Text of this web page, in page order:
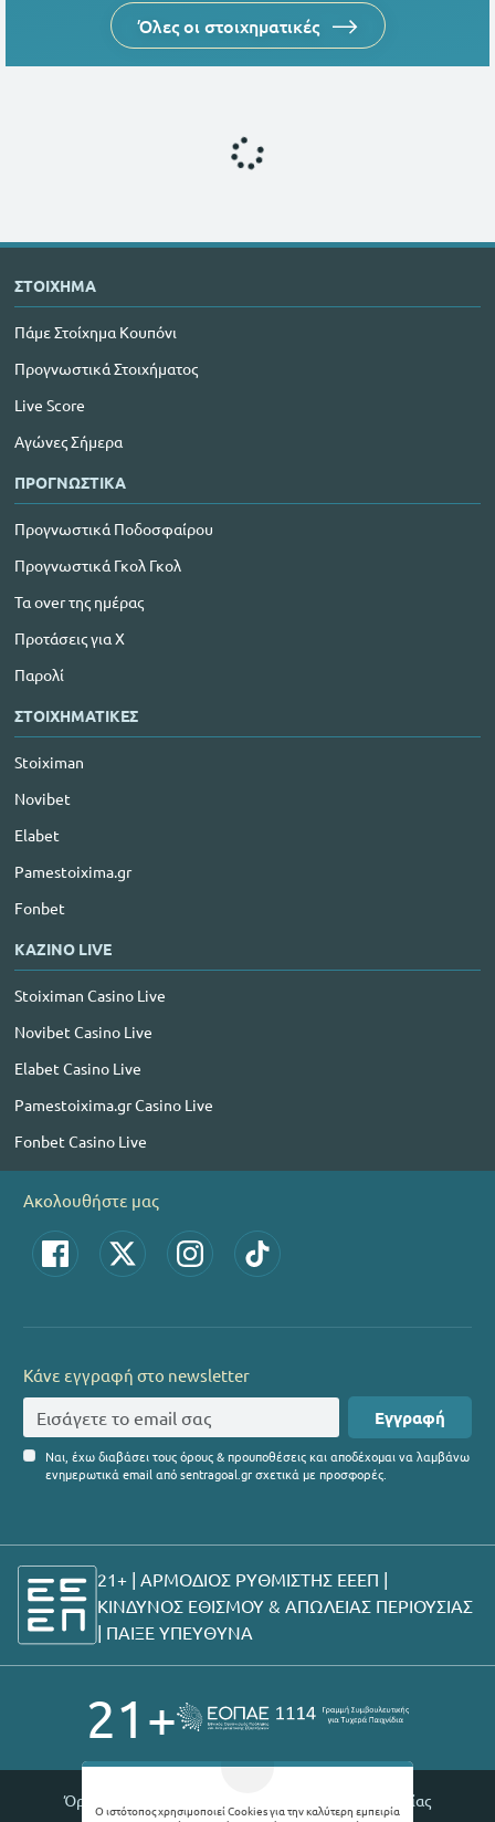
Όλες οι στοιχηματικές
Ο ιστότοπος χρησιμοποιεί Cookies για την καλύτερη εμπειρία
ΣΤΟΙΧΗΜΑ
Πάμε Στοίχημα Κουπόνι
Προγνωστικά Στοιχήματος
Live Score
Αγώνες Σήμερα
ΠΡΟΓΝΩΣΤΙΚΑ
Προγνωστικά Ποδοσφαίρου
Προγνωστικά Γκολ Γκολ
Τα over της ημέρας
Προτάσεις για Χ
Παρολί
ΣΤΟΙΧΗΜΑΤΙΚΕΣ
Stoiximan
Novibet
Elabet
Pamestoixima.gr
Fonbet
ΚΑΖΙΝΟ LIVE
Stoiximan Casino Live
Novibet Casino Live
Elabet Casino Live
Pamestoixima.gr Casino Live
Fonbet Casino Live
Ακολουθήστε μας
Κάνε εγγραφή στο newsletter
Εγγραφή
Ναι, έχω διαβάσει τους όρους & προυποθέσεις και αποδέχομαι να λαμβάνω
ενημερωτικά email από sentragoal.gr σχετικά με προσφορές.
21+ | ΑΡΜΟΔΙΟΣ ΡΥΘΜΙΣΤΗΣ ΕΕΕΠ |
ΚΙΝΔΥΝΟΣ ΕΘΙΣΜΟΥ & ΑΠΩΛΕΙΑΣ ΠΕΡΙΟΥΣΙΑΣ
| ΠΑΙΞΕ ΥΠΕΥΘΥΝΑ
21+
Όροι χρήσης | Θέσεις εργασίας